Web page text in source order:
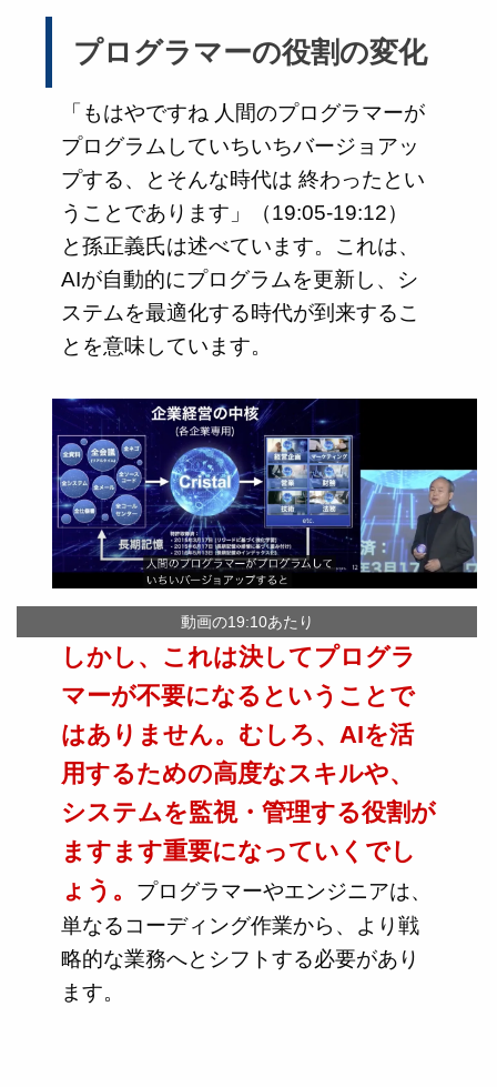
プログラマーの役割の変化
「もはやですね 人間のプログラマーが
プログラムしていちいちバージョアッ
プする、とそんな時代は 終わったとい
うことであります」（19:05-19:12）
と孫正義氏は述べています。これは、
AIが自動的にプログラムを更新し、シ
ステムを最適化する時代が到来するこ
とを意味しています。
動画の19:10あたり
しかし、これは決してプログラ
マーが不要になるということで
はありません。むしろ、AIを活
用するための高度なスキルや、
システムを監視・管理する役割が
ますます重要になっていくでし
ょう。
プログラマーやエンジニアは、
単なるコーディング作業から、より戦
略的な業務へとシフトする必要があり
ます。